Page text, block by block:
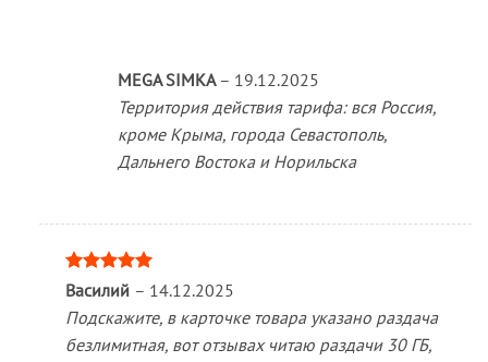
MEGA SIMKA – 19.12.2025
Территория действия тарифа: вся Россия,
кроме Крыма, города Севастополь,
Дальнего Востока и Норильска
Оценка
Василий – 14.12.2025
Подскажите, в карточке товара указано раздача
безлимитная, вот отзывах читаю раздачи 30 ГБ,